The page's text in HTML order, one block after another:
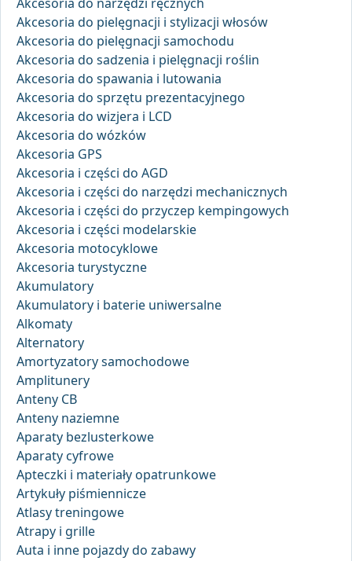
Akcesoria do pielęgnacji i stylizacji włosów
Akcesoria do pielęgnacji samochodu
Akcesoria do sadzenia i pielęgnacji roślin
Akcesoria do spawania i lutowania
Akcesoria do sprzętu prezentacyjnego
Akcesoria do wizjera i LCD
Akcesoria do wózków
Akcesoria GPS
Akcesoria i części do AGD
Akcesoria i części do narzędzi mechanicznych
Akcesoria i części do przyczep kempingowych
Akcesoria i części modelarskie
Akcesoria motocyklowe
Akcesoria turystyczne
Akumulatory
Akumulatory i baterie uniwersalne
Alkomaty
Alternatory
Amortyzatory samochodowe
Amplitunery
Anteny CB
Anteny naziemne
Aparaty bezlusterkowe
Aparaty cyfrowe
Apteczki i materiały opatrunkowe
Artykuły piśmiennicze
Atlasy treningowe
Atrapy i grille
Auta i inne pojazdy do zabawy